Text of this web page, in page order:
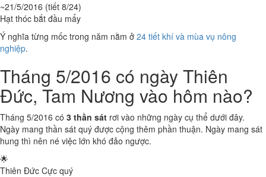
~21/5/2016 (tiết 8/24)
Hạt thóc bắt đầu mẩy
Ý nghĩa từng mốc trong năm nằm ở 24 tiết khí và mùa vụ nông
nghiệp.
Tháng 5/2016 có ngày Thiên
Đức, Tam Nương vào hôm nào?
Tháng 5/2016 có 3 thần sát rơi vào những ngày cụ thể dưới đây.
Ngày mang thần sát quý được cộng thêm phần thuận. Ngày mang sát
hung thì nên né việc lớn khó đảo ngược.
🌟
Thiên Đức Cực quý